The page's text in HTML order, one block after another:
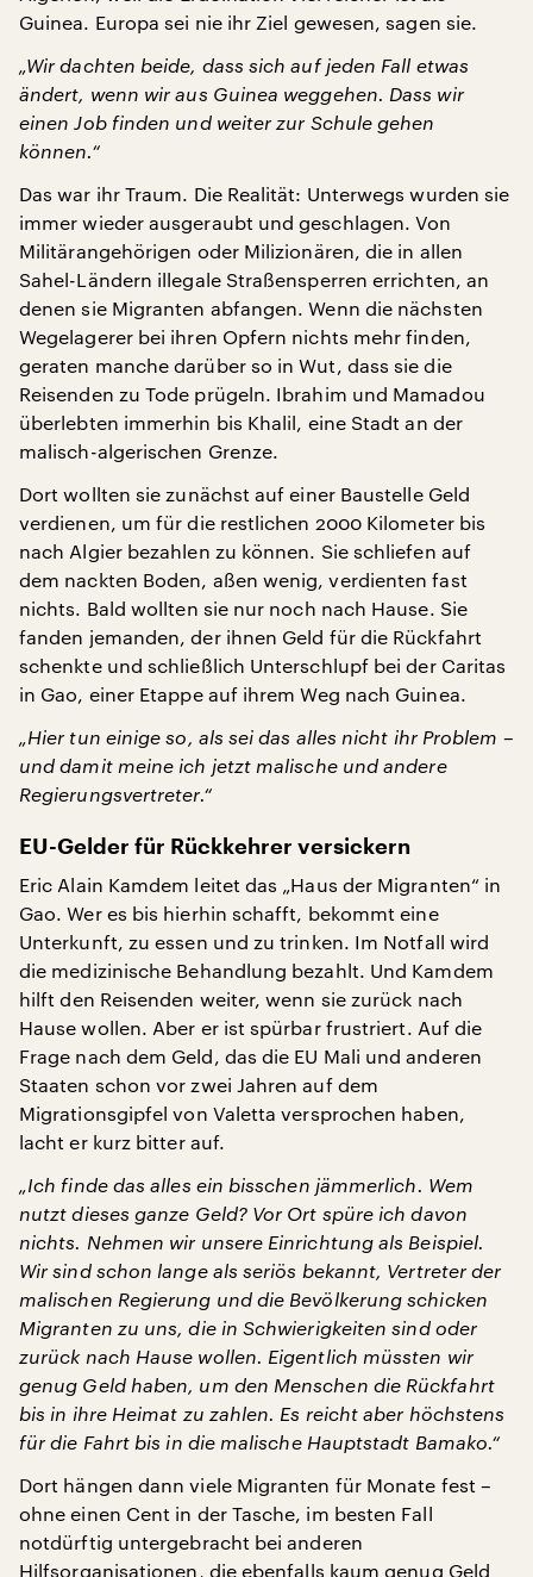
Guinea. Europa sei nie ihr Ziel gewesen, sagen sie.
„Wir dachten beide, dass sich auf jeden Fall etwas
ändert, wenn wir aus Guinea weggehen. Dass wir
einen Job finden und weiter zur Schule gehen
können.“
Das war ihr Traum. Die Realität: Unterwegs wurden sie
immer wieder ausgeraubt und geschlagen. Von
Militärangehörigen oder Milizionären, die in allen
Sahel-Ländern illegale Straßensperren errichten, an
denen sie Migranten abfangen. Wenn die nächsten
Wegelagerer bei ihren Opfern nichts mehr finden,
geraten manche darüber so in Wut, dass sie die
Reisenden zu Tode prügeln. Ibrahim und Mamadou
überlebten immerhin bis Khalil, eine Stadt an der
malisch-algerischen Grenze.
Dort wollten sie zunächst auf einer Baustelle Geld
verdienen, um für die restlichen 2000 Kilometer bis
nach Algier bezahlen zu können. Sie schliefen auf
dem nackten Boden, aßen wenig, verdienten fast
nichts. Bald wollten sie nur noch nach Hause. Sie
fanden jemanden, der ihnen Geld für die Rückfahrt
schenkte und schließlich Unterschlupf bei der Caritas
in Gao, einer Etappe auf ihrem Weg nach Guinea.
„Hier tun einige so, als sei das alles nicht ihr Problem –
und damit meine ich jetzt malische und andere
Regierungsvertreter.“
EU-Gelder für Rückkehrer versickern
Eric Alain Kamdem leitet das „Haus der Migranten“ in
Gao. Wer es bis hierhin schafft, bekommt eine
Unterkunft, zu essen und zu trinken. Im Notfall wird
die medizinische Behandlung bezahlt. Und Kamdem
hilft den Reisenden weiter, wenn sie zurück nach
Hause wollen. Aber er ist spürbar frustriert. Auf die
Frage nach dem Geld, das die EU Mali und anderen
Staaten schon vor zwei Jahren auf dem
Migrationsgipfel von Valetta versprochen haben,
lacht er kurz bitter auf.
„Ich finde das alles ein bisschen jämmerlich. Wem
nutzt dieses ganze Geld? Vor Ort spüre ich davon
nichts. Nehmen wir unsere Einrichtung als Beispiel.
Wir sind schon lange als seriös bekannt, Vertreter der
malischen Regierung und die Bevölkerung schicken
Migranten zu uns, die in Schwierigkeiten sind oder
zurück nach Hause wollen. Eigentlich müssten wir
genug Geld haben, um den Menschen die Rückfahrt
bis in ihre Heimat zu zahlen. Es reicht aber höchstens
für die Fahrt bis in die malische Hauptstadt Bamako.“
Dort hängen dann viele Migranten für Monate fest –
ohne einen Cent in der Tasche, im besten Fall
notdürftig untergebracht bei anderen
Hilfsorganisationen, die ebenfalls kaum genug Geld